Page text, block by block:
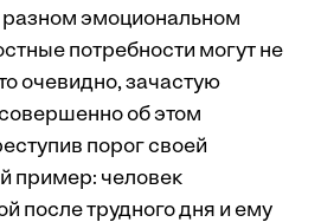
разном эмоциональном
потребности могут не
очевидно, зачастую
об этом
порог своей
пример: человек
после трудного дня и ему